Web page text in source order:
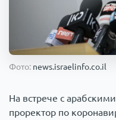
Происшествия
Армия
Фото: news.israelinfo.co.il
На встрече с
проректор по